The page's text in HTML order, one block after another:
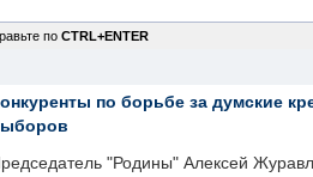
по CTRL+ENTER
по борьбе за думские
"Родины" Алексей